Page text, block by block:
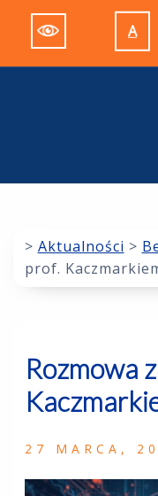
content
A
> Aktualności >
prof.
Rozmowa
27 MARCA,